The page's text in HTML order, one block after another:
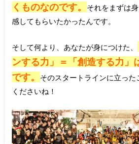
くものなのです。
それをまずは
感してもらいたかったんです。
そして何より、あなたが身につけた、
ンする力」＝「創造する力」
です。
そのスタートラインに立った
くださいね！